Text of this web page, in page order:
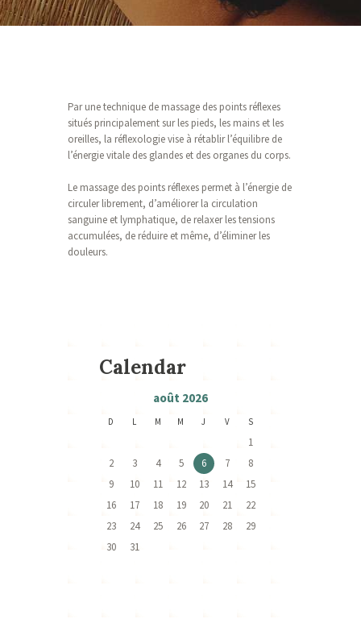
Par une technique de massage des points réflexes
situés principalement sur les pieds, les mains et les
oreilles, la réflexologie vise à rétablir l’équilibre de
l’énergie vitale des glandes et des organes du corps.
Le massage des points réflexes permet à l’énergie de
circuler librement, d’améliorer la circulation
sanguine et lymphatique, de relaxer les tensions
accumulées, de réduire et même, d’éliminer les
douleurs.
Calendar
août 2026
D L M M J V S
1
2
3 4 5 6 7
8
9
10 11 12 13 14
15
16
17 18 19 20 21
22
23
24 25 26 27 28
29
30
31